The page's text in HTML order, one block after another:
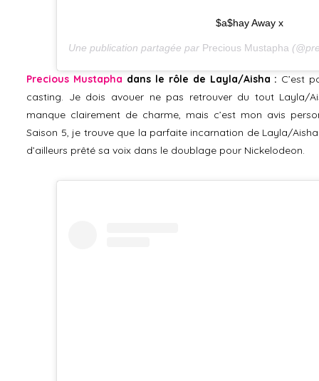
$a$hay Away x
Une publication partagée par Precious Mustapha
Precious Mustapha dans le rôle de Layla/Aisha : C’est
casting. Je dois avouer ne pas retrouver du tout Layla/
manque clairement de charme, mais c’est mon avis
Saison 5, je trouve que la parfaite incarnation de Layla/
d’ailleurs prêté sa voix dans le doublage pour Nickelodeon.